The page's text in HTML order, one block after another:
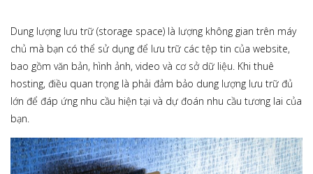
Dung lượng lưu trữ (storage space) là lượng không gian trên máy
chủ mà bạn có thể sử dụng để lưu trữ các tệp tin của website,
bao gồm văn bản, hình ảnh, video và cơ sở dữ liệu. Khi thuê
hosting, điều quan trọng là phải đảm bảo dung lượng lưu trữ đủ
lớn để đáp ứng nhu cầu hiện tại và dự đoán nhu cầu tương lai của
bạn.